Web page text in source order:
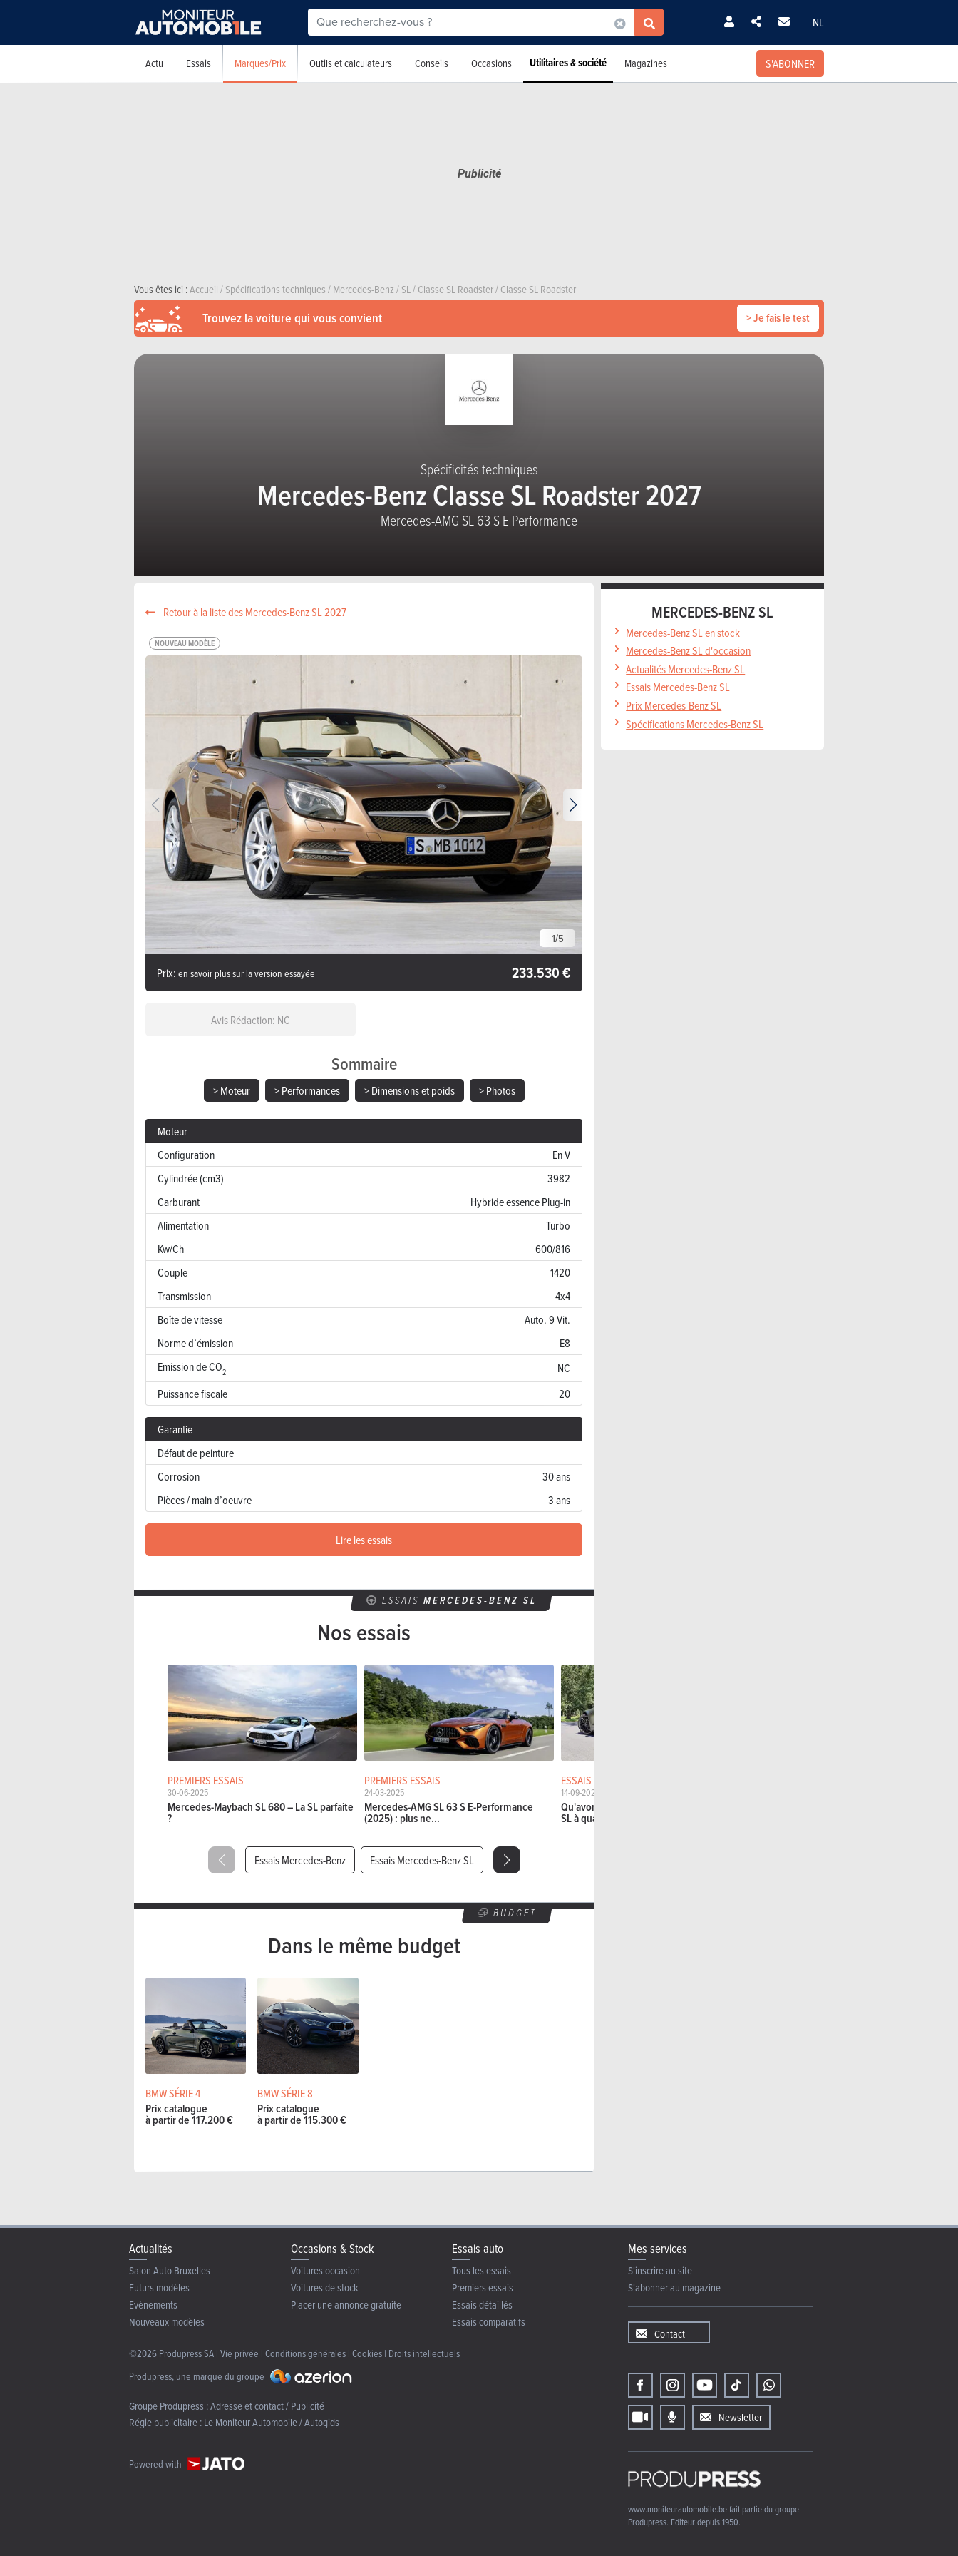
NL
Actu Essais Marques/Prix Outils et calculateurs Conseils Occasions Utilitaires & société Magazines S'ABONNER
Vous êtes ici :Accueil/Spécifications techniques/Mercedes-Benz/SL/Classe SL Roadster/Classe SL Roadster
Trouvez la voiture qui vous convient > Je fais le test
Spécificités techniques
Mercedes-Benz Classe SL Roadster 2027
Mercedes-AMG SL 63 S E Performance
Retour à la liste des Mercedes-Benz SL 2027
NOUVEAU MODÈLE
1/5
Prix: en savoir plus sur la version essayée 233.530 €
Avis Rédaction: NC
Sommaire
> Moteur > Performances > Dimensions et poids > Photos
Moteur
Configuration
En V
Cylindrée (cm3)
3982
Carburant
Hybride essence Plug-in
Alimentation
Turbo
Kw/Ch
600/816
Couple
1420
Transmission
4x4
Boîte de vitesse
Auto. 9 Vit.
Norme d’émission
E8
Emission de CO2
NC
Puissance fiscale
20
Garantie
Défaut de peinture
Corrosion
30 ans
Pièces / main d’oeuvre
3 ans
Lire les essais
ESSAISMERCEDES-BENZ SL
Nos essais
PREMIERS ESSAIS
30-06-2025
Mercedes-Maybach SL 680 – La SL parfaite
?
PREMIERS ESSAIS
24-03-2025
Mercedes-AMG SL 63 S E-Performance
(2025) : plus ne...
ESSAIS BLOG
14-09-2023
Qu'avons-nous pensé de la Mercedes-AMG
SL à quatre...
Essais Mercedes-Benz Essais Mercedes-Benz SL
BUDGET
Dans le même budget
BMW SÉRIE 4
Prix catalogue
à partir de 117.200 €
BMW SÉRIE 8
Prix catalogue
à partir de 115.300 €
MERCEDES-BENZ SL
Mercedes-Benz SL en stock
Mercedes-Benz SL d'occasion
Actualités Mercedes-Benz SL
Essais Mercedes-Benz SL
Prix Mercedes-Benz SL
Spécifications Mercedes-Benz SL
Actualités
Salon Auto Bruxelles
Futurs modèles
Evènements
Nouveaux modèles
Occasions & Stock
Voitures occasion
Voitures de stock
Placer une annonce gratuite
Essais auto
Tous les essais
Premiers essais
Essais détaillés
Essais comparatifs
©2026 Produpress SA | Vie privée | Conditions générales | Cookies | Droits intellectuels
Produpress, une marque du groupe
Groupe Produpress :Adresse et contact / Publicité
Régie publicitaire :Le Moniteur Automobile / Autogids
Powered with
Mes services
S'inscrire au site
S'abonner au magazine
Contact
Newsletter
www.moniteurautomobile.be fait partie du groupe
Produpress. Editeur depuis 1950.